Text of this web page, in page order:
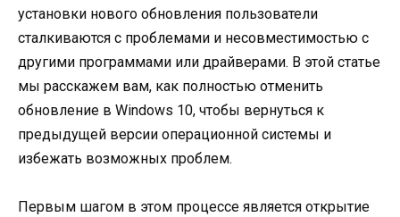
установки нового обновления пользователи
сталкиваются с проблемами и несовместимостью с
другими программами или драйверами. В этой статье
мы расскажем вам, как полностью отменить
обновление в Windows 10, чтобы вернуться к
предыдущей версии операционной системы и
избежать возможных проблем.
Первым шагом в этом процессе является открытие